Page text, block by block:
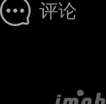
评论